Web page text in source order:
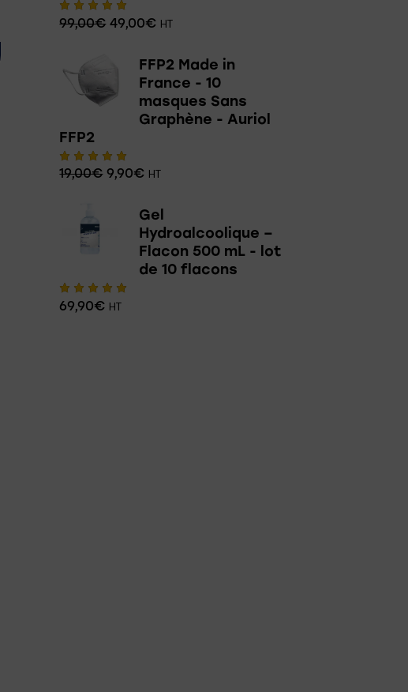
Note
5.00
99,00€ 49,00€ HT
FFP2 Made in
France - 10
masques Sans
Graphène - Auriol
FFP2
Note
5.00
19,00€ 9,90€ HT
Gel
Hydroalcoolique –
Flacon 500 mL - lot
de 10 flacons
Note
5.00
69,90€ HT